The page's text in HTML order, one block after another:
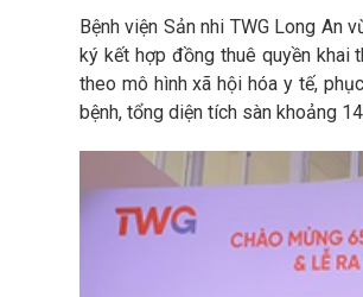
Bệnh viện Sản nhi TWG Long
ký kết hợp đồng thuê quyền khai
theo mô hình xã hội hóa y tế,
bệnh, tổng diện tích sàn khoảng